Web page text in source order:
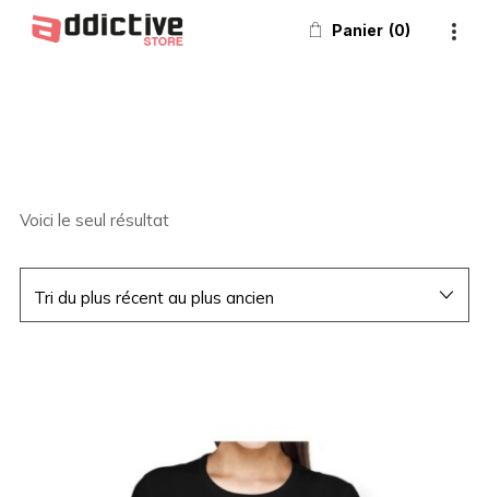
Panier 0
Voici le seul résultat